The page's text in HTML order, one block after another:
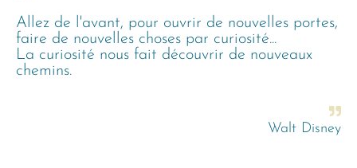
Allez de l'avant, pour ouvrir de nouvelles portes,
faire de nouvelles choses par curiosité...
La curiosité nous fait découvrir de nouveaux
chemins.
Walt Disney